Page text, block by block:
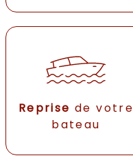
Reprise de votre
bateau